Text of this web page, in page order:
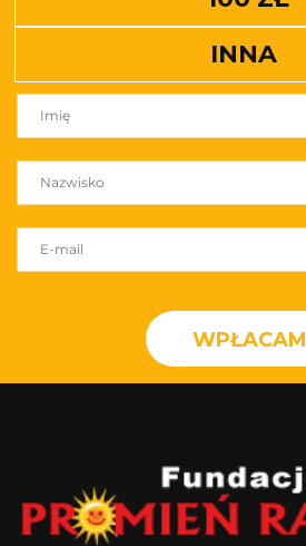
INNA
WPŁACAM